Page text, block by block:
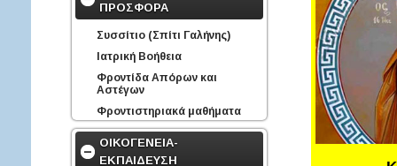
ΠΡΟΣΦΟΡΑ
Συσσίτιο (Σπίτι Γαλήνης)
Ιατρική Βοήθεια
Φροντίδα Απόρων και
Αστέγων
Φροντιστηριακά μαθήματα
ΟΙΚΟΓΕΝΕΙΑ-
ΕΚΠΑΙΔΕΥΣΗ